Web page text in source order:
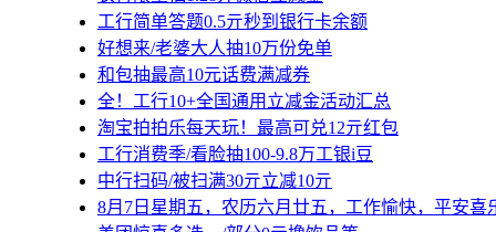
工行简单答题0.5亓秒到银行卡余额
好想来/老婆大人抽10万份免单
和包抽最高10元话费满减券
全！工行10+全国通用立减金活动汇总
淘宝拍拍乐每天玩！最高可兑12亓红包
工行消费季/看脸抽100-9.8万工银i豆
中行扫码/被扫满30亓立减10亓
8月7日星期五，农历六月廿五，工作愉快，平安喜